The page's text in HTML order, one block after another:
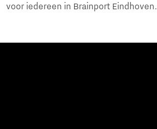
voor iedereen in Brainport Eindhoven.